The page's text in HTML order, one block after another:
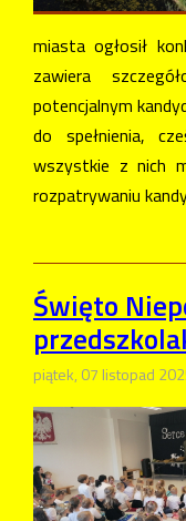
miasta ogłosił
zawiera
potencjalnym
do spełnienia,
wszystkie z nich
rozpatrywaniu
Święto
piątek, 07 listopad